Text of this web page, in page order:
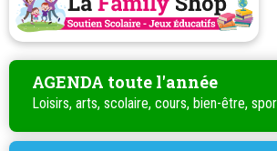
AGENDA toute l'année
Loisirs, arts, scolaire, cours, bien-être,